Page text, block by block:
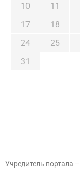
10
11
17
18
24
25
31
Учредитель портала –